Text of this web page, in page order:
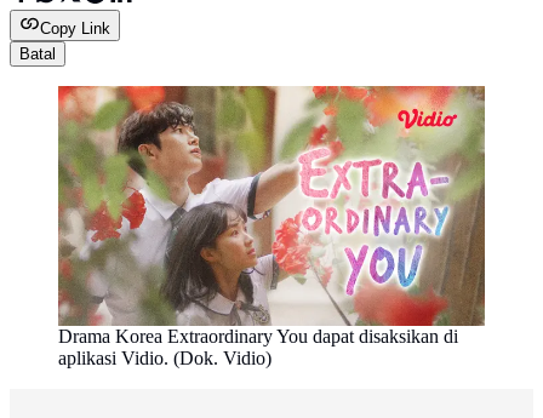
Copy Link
Batal
Drama Korea Extraordinary You dapat disaksikan di
aplikasi Vidio. (Dok. Vidio)